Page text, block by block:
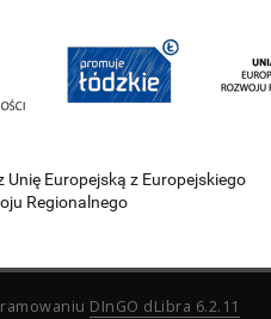
Europejską z Europejskiego
Regionalnego
DInGO dLibra 6.2.11